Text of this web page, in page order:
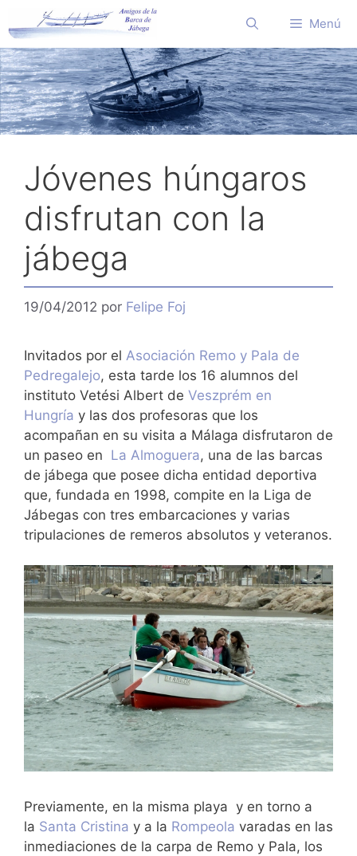
al
contenido
Menú
Jóvenes húngaros
disfrutan con la
jábega
19/04/2012 por Felipe Foj
Invitados por el Asociación Remo y Pala de
Pedregalejo, esta tarde los 16 alumnos del
instituto Vetési Albert de Veszprém en
Hungría y las dos profesoras que los
acompañan en su visita a Málaga disfrutaron de
un paseo en La Almoguera, una de las barcas
de jábega que posee dicha entidad deportiva
que, fundada en 1998, compite en la Liga de
Jábegas con tres embarcaciones y varias
tripulaciones de remeros absolutos y veteranos.
Previamente, en la misma playa y en torno a
la Santa Cristina y a la Rompeola varadas en las
inmediaciones de la carpa de Remo y Pala, los